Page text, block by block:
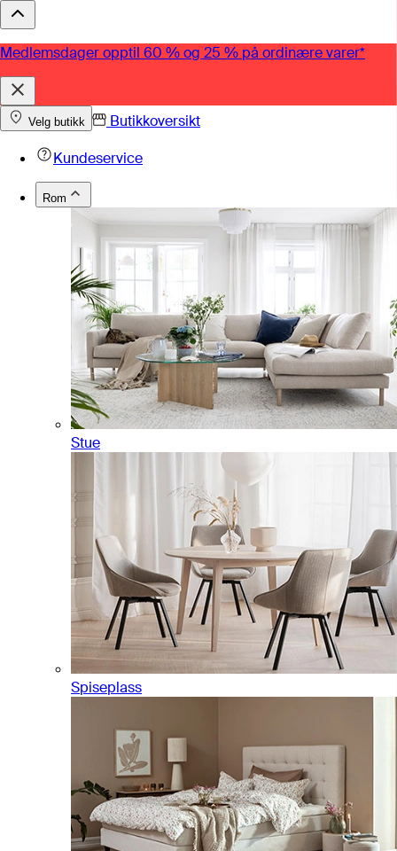
Medlemsdager opptil 60 % og 25 % på ordinære varer*
Velg butikk
Butikkoversikt
Kundeservice
Rom
Stue
Spiseplass